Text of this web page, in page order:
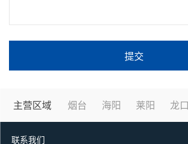
提交
主营区域 烟台 海阳 莱阳 龙口
联系我们